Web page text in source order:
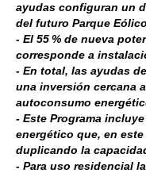
ayudas configuran un
del futuro Parque
- El 55 % de nueva
corresponde a
- En total, las ayudas
una inversión cercana
autoconsumo
- Este Programa
energético que, en
duplicando la
- Para uso residencial